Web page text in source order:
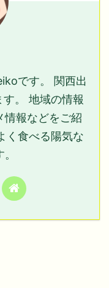
です。 関西出
。 地域の情報
情報などをご紹
く食べる陽気な